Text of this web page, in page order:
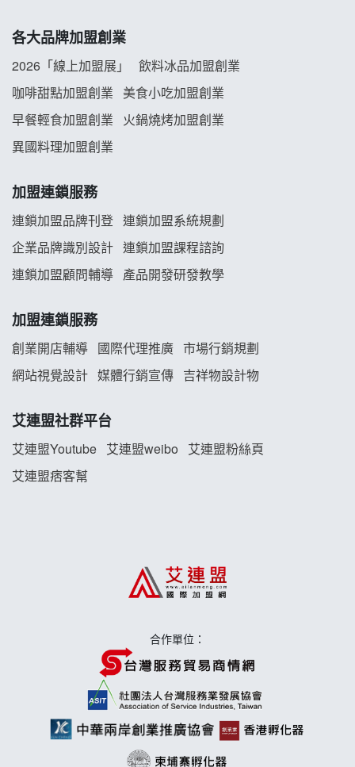
龍涎居好湯加盟說明會
舒油頭加盟說明會
義氣豐發雞加盟說明會
Mr.Wish加盟說明會
雞咕雞咕加盟說明會
TEA TOP加盟說明會
珍好味臭臭鍋加盟說明會
藍象廷泰式火鍋加盟說明會
日十。早午食加盟說明會
莫尼早餐Morni加盟說明會
各大品牌加盟創業
2026「線上加盟展」
飲料冰品加盟創業
咖啡甜點加盟創業
美食小吃加盟創業
早餐輕食加盟創業
火鍋燒烤加盟創業
異國料理加盟創業
加盟連鎖服務
連鎖加盟品牌刊登 連鎖加盟系統規劃
企業品牌識別設計 連鎖加盟課程諮詢
連鎖加盟顧問輔導 產品開發研發教學
加盟連鎖服務
創業開店輔導 國際代理推廣 市場行銷規劃
網站視覺設計 媒體行銷宣傳 吉祥物設計物
艾連盟社群平台
艾連盟Youtube 艾連盟weibo
艾連盟粉絲頁
艾連盟痞客幫
合作單位：